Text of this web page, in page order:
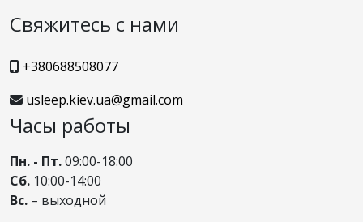
Свяжитесь с нами
+380688508077
usleep.kiev.ua@gmail.com
Часы работы
Пн. - Пт.09:00-18:00
Сб. 10:00-14:00
Вс. – выходной